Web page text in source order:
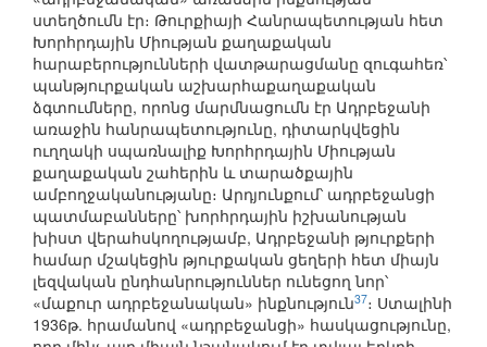
ստեղծումն էր։ Թուրքիայի Հանրապետության հետ
Խորհրդային Միության քաղաքական
հարաբերությունների վատթարացմանը զուգահեռ՝
պանթյուրքական աշխարհաքաղաքական
ձգտումները, որոնց մարմնացումն էր Ադրբեջանի
առաջին հանրապետությունը, դիտարկվեցին
ուղղակի սպառնալիք Խորհրդային Միության
քաղաքական շահերին և տարածքային
ամբողջականությանը։ Արդյունքում՝ ադրբեջանցի
պատմաբանները՝ խորհրդային իշխանության
խիստ վերահսկողությամբ, Ադրբեջանի թյուրքերի
համար մշակեցին թյուրքական ցեղերի հետ միայն
լեզվական ընդհանրություններ ունեցող նոր՝
«մաքուր ադրբեջանական» ինքնություն37։ Ստալինի
1936թ. հրամանով «ադրբեջանցի» հասկացությունը,